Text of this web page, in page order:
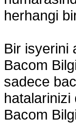
herhangi
Bir isyerini
Bacom
sadece
Bacom